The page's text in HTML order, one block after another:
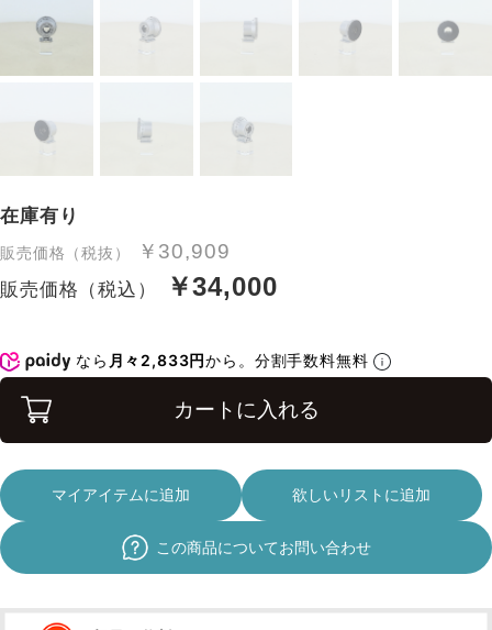
在庫有り
販売価格（税抜） ￥30,909
販売価格（税込） ￥34,000
なら 月々2,833円から。分割手数料無料
カートに入れる
マイアイテムに追加 欲しいリストに追加
この商品についてお問い合わせ